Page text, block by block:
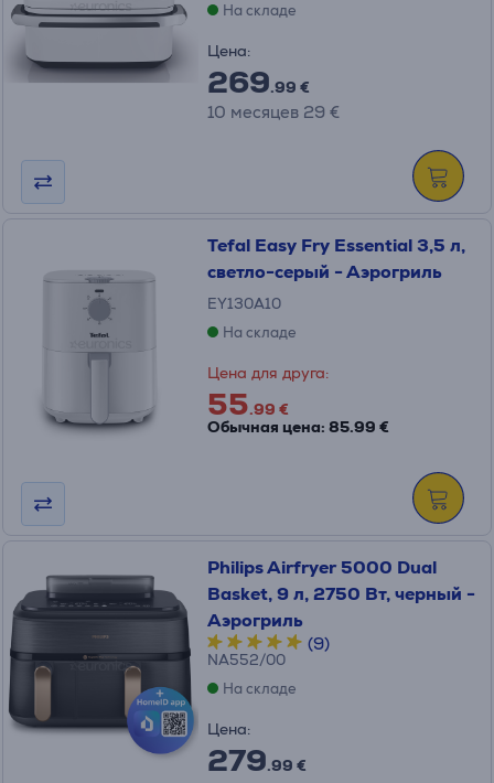
На складе
Цена:
269.99 €
10 месяцев 29 €
Tefal Easy Fry Essential 3,5 л,
светло-серый - Аэрогриль
EY130A10
На складе
Цена для друга:
55.99 €
Обычная цена: 85.99 €
Philips Airfryer 5000 Dual
Basket, 9 л, 2750 Вт, черный -
Аэрогриль
(9)
NA552/00
На складе
Цена:
279.99 €